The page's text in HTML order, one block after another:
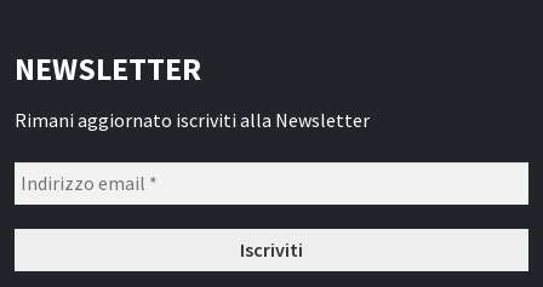
Profumi Spray
Souk
Narghilè e Accessori per Narghilè
Incensi e diffusori
Articoli per la Casa
NEWSLETTER
Rimani aggiornato iscriviti alla Newsletter